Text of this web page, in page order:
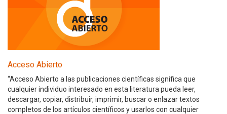
Acceso Abierto
“Acceso Abierto a las publicaciones científicas significa que
cualquier individuo interesado en esta literatura pueda leer,
descargar, copiar, distribuir, imprimir, buscar o enlazar textos
completos de los artículos científicos y usarlos con cualquier